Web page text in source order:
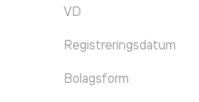
VD
Registreringsdatum
Bolagsform